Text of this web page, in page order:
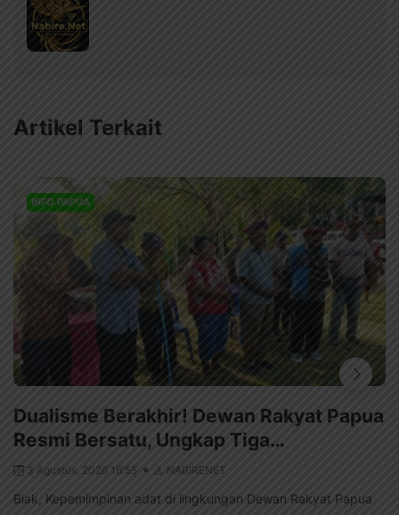
Artikel Terkait
INFO PAPUA
Dualisme Berakhir! Dewan Rakyat Papua
Resmi Bersatu, Ungkap Tiga…
3 Agustus, 2026 16:55 NABIRENET
Biak, Kepemimpinan adat di lingkungan Dewan Rakyat Papua